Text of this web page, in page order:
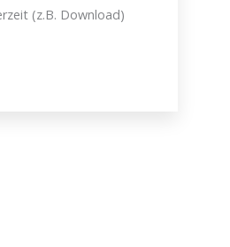
100,00 €
(z.B. Download)